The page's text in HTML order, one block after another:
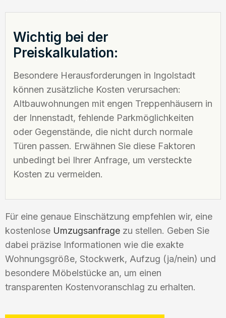
Wichtig bei der
Preiskalkulation:
Besondere Herausforderungen in Ingolstadt
können zusätzliche Kosten verursachen:
Altbauwohnungen mit engen Treppenhäusern in
der Innenstadt, fehlende Parkmöglichkeiten
oder Gegenstände, die nicht durch normale
Türen passen. Erwähnen Sie diese Faktoren
unbedingt bei Ihrer Anfrage, um versteckte
Kosten zu vermeiden.
Für eine genaue Einschätzung empfehlen wir, eine
kostenlose Umzugsanfrage zu stellen. Geben Sie
dabei präzise Informationen wie die exakte
Wohnungsgröße, Stockwerk, Aufzug (ja/nein) und
besondere Möbelstücke an, um einen
transparenten Kostenvoranschlag zu erhalten.